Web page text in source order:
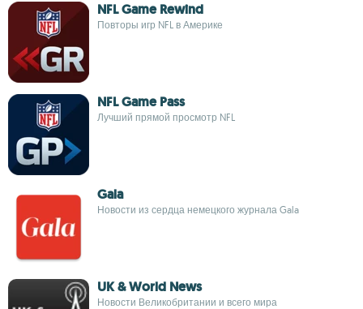
NFL Game Rewind
Повторы игр NFL в Америке
NFL Game Pass
Лучший прямой просмотр NFL
Gala
Новости из сердца немецкого журнала Gala
UK & World News
Новости Великобритании и всего мира